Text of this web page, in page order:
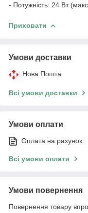
- Потужність: 24 Вт
Приховати
Умови доставки
Нова Пошта
Всі умови доставки
Умови оплати
Оплата на рахунок
Всі умови оплати
Умови повернення
Повернення товару